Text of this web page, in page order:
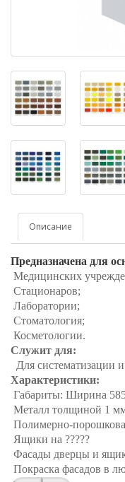
Описание
Предназначена для
Медицинских
Стационаров;
Лаборатории;
Стоматология;
Косметологии.
Служит для:
Для систематизации
Характеристики:
Габариты: Ширина
Металл толщиной 1
Полимерно-
Ящики на ?????
Фасады дверцы и
Покраска фасадов в